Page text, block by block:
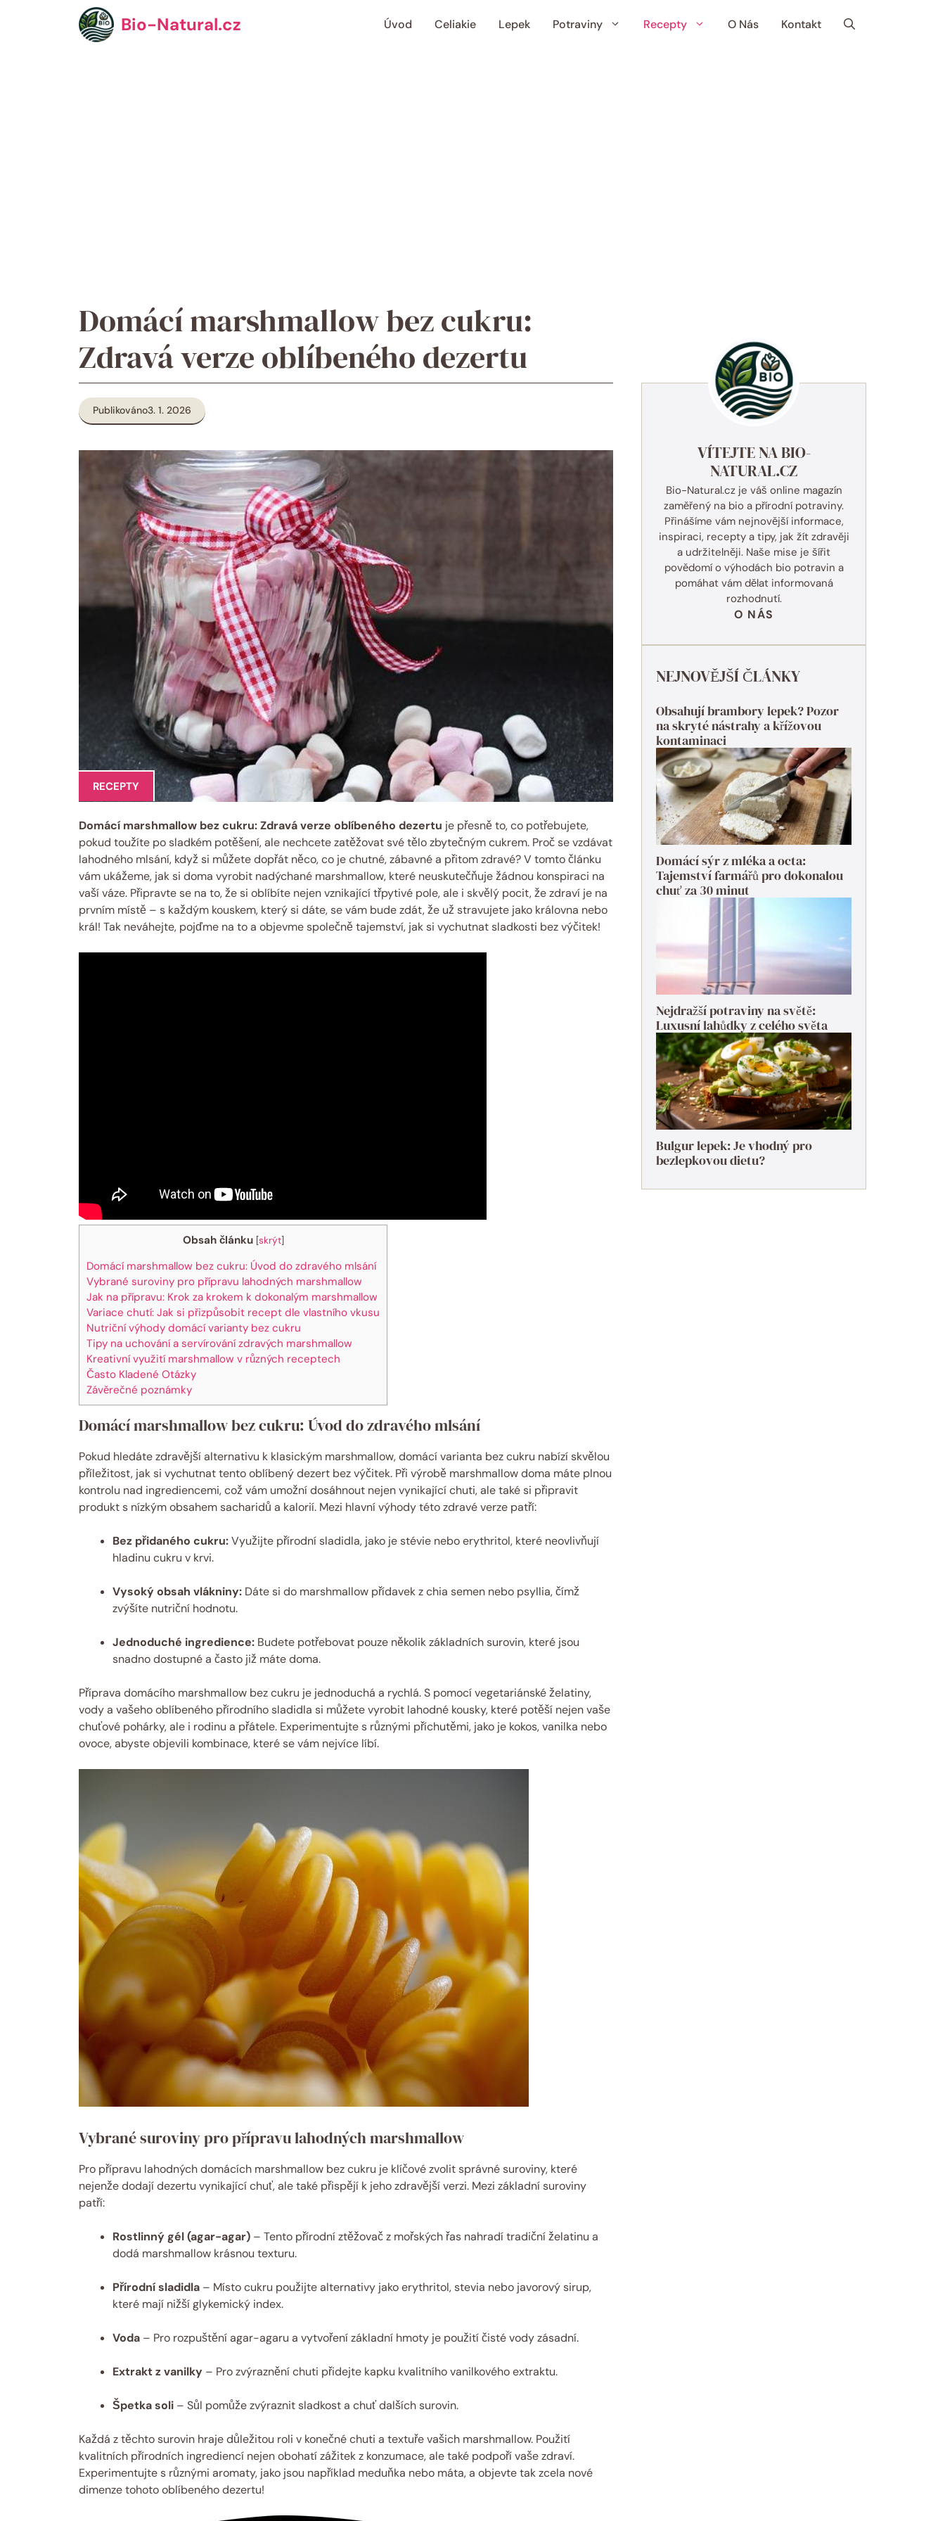
Bio-Natural.cz Úvod Celiakie Lepek Potraviny Recepty O Nás Kontakt
Domácí marshmallow bez cukru:
Zdravá verze oblíbeného dezertu
Publikováno3. 1. 2026
RECEPTY
Domácí marshmallow bez cukru: Zdravá verze oblíbeného dezertu je přesně to, co potřebujete,
pokud toužíte po sladkém potěšení, ale nechcete zatěžovat své tělo zbytečným cukrem. Proč se vzdávat
lahodného mlsání, když si můžete dopřát něco, co je chutné, zábavné a přitom zdravé? V tomto článku
vám ukážeme, jak si doma vyrobit nadýchané marshmallow, které neuskutečňuje žádnou konspiraci na
vaší váze. Připravte se na to, že si oblíbíte nejen vznikající třpytivé pole, ale i skvělý pocit, že zdraví je na
prvním místě – s každým kouskem, který si dáte, se vám bude zdát, že už stravujete jako královna nebo
král! Tak neváhejte, pojďme na to a objevme společně tajemství, jak si vychutnat sladkosti bez výčitek!
Obsah článku [skrýt]
Domácí marshmallow bez cukru: Úvod do zdravého mlsání
Vybrané suroviny pro přípravu lahodných marshmallow
Jak na přípravu: Krok za krokem k dokonalým marshmallow
Variace chutí: Jak si přizpůsobit recept dle vlastního vkusu
Nutriční výhody domácí varianty bez cukru
Tipy na uchování a servírování zdravých marshmallow
Kreativní využití marshmallow v různých receptech
Často Kladené Otázky
Závěrečné poznámky
Domácí marshmallow bez cukru: Úvod do zdravého mlsání
Pokud hledáte zdravější alternativu k klasickým marshmallow, domácí varianta bez cukru nabízí skvělou
příležitost, jak si vychutnat tento oblíbený dezert bez výčitek. Při výrobě marshmallow doma máte plnou
kontrolu nad ingrediencemi, což vám umožní dosáhnout nejen vynikající chuti, ale také si připravit
produkt s nízkým obsahem sacharidů a kalorií. Mezi hlavní výhody této zdravé verze patří:
Bez přidaného cukru:Využijte přírodní sladidla, jako je stévie nebo erythritol, které neovlivňují
hladinu cukru v krvi.
Vysoký obsah vlákniny: Dáte si do marshmallow přídavek z chia semen nebo psyllia, čímž
zvýšíte nutriční hodnotu.
Jednoduché ingredience: Budete potřebovat pouze několik základních surovin, které jsou
snadno dostupné a často již máte doma.
Příprava domácího marshmallow bez cukru je jednoduchá a rychlá. S pomocí vegetariánské želatiny,
vody a vašeho oblíbeného přírodního sladidla si můžete vyrobit lahodné kousky, které potěší nejen vaše
chuťové pohárky, ale i rodinu a přátele. Experimentujte s různými příchutěmi, jako je kokos, vanilka nebo
ovoce, abyste objevili kombinace, které se vám nejvíce líbí.
Vybrané suroviny pro přípravu lahodných marshmallow
Pro přípravu lahodných domácích marshmallow bez cukru je klíčové zvolit správné suroviny, které
nejenže dodají dezertu vynikající chuť, ale také přispějí k jeho zdravější verzi. Mezi základní suroviny
patří:
Rostlinný gél (agar-agar) – Tento přírodní ztěžovač z mořských řas nahradí tradiční želatinu a
dodá marshmallow krásnou texturu.
Přírodní sladidla – Místo cukru použijte alternativy jako erythritol, stevia nebo javorový sirup,
které mají nižší glykemický index.
Voda – Pro rozpuštění agar-agaru a vytvoření základní hmoty je použití čisté vody zásadní.
Extrakt z vanilky – Pro zvýraznění chuti přidejte kapku kvalitního vanilkového extraktu.
Špetka soli – Sůl pomůže zvýraznit sladkost a chuť dalších surovin.
Každá z těchto surovin hraje důležitou roli v konečné chuti a textuře vašich marshmallow. Použití
kvalitních přírodních ingrediencí nejen obohatí zážitek z konzumace, ale také podpoří vaše zdraví.
Experimentujte s různými aromaty, jako jsou například meduňka nebo máta, a objevte tak zcela nové
dimenze tohoto oblíbeného dezertu!
VÍTEJTE NA BIO-
NATURAL.CZ
Bio-Natural.cz je váš online magazín
zaměřený na bio a přírodní potraviny.
Přinášíme vám nejnovější informace,
inspiraci, recepty a tipy, jak žít zdravěji
a udržitelněji. Naše mise je šířit
povědomí o výhodách bio potravin a
pomáhat vám dělat informovaná
rozhodnutí.
O NÁS
NEJNOVĚJŠÍ ČLÁNKY
Obsahují brambory lepek? Pozor
na skryté nástrahy a křížovou
kontaminaci
Domácí sýr z mléka a octa:
Tajemství farmářů pro dokonalou
chuť za 30 minut
Nejdražší potraviny na světě:
Luxusní lahůdky z celého světa
Bulgur lepek: Je vhodný pro
bezlepkovou dietu?